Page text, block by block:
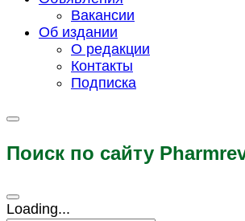
Вакансии
Об издании
О редакции
Контакты
Подписка
Поиск по сайту
Loading...